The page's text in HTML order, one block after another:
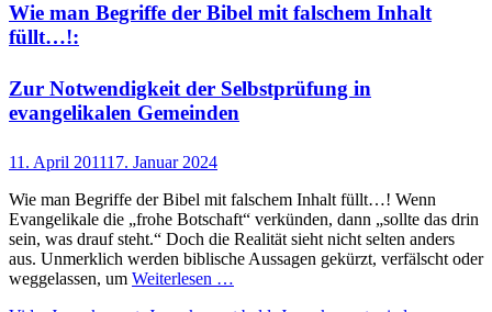
Wie man Begriffe der Bibel mit falschem Inhalt
füllt…!:
Zur Notwendigkeit der Selbstprüfung in
evangelikalen Gemeinden
Posted
11. April 201117. Januar 2024
Wie man Begriffe der Bibel mit falschem Inhalt füllt…! Wenn
Evangelikale die „frohe Botschaft“ verkünden, dann „sollte das drin
sein, was drauf steht.“ Doch die Realität sieht nicht selten anders
aus. Unmerklich werden biblische Aussagen gekürzt, verfälscht oder
weggelassen, um Weiterlesen …